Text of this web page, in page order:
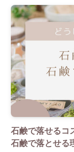
石鹸で落せるコ
石鹸で落とせる